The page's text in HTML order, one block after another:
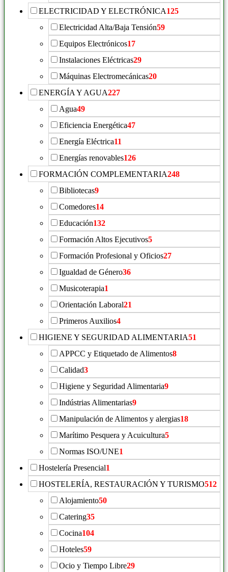
ELECTRICIDAD Y ELECTRÓNICA125
Electricidad Alta/Baja Tensión59
Equipos Electrónicos17
Instalaciones Eléctricas29
Máquinas Electromecánicas20
ENERGÍA Y AGUA227
Agua49
Eficiencia Energética47
Energía Eléctrica11
Energías renovables126
FORMACIÓN COMPLEMENTARIA248
Bibliotecas9
Comedores14
Educación132
Formación Altos Ejecutivos5
Formación Profesional y Oficios27
Igualdad de Género36
Musicoterapia1
Orientación Laboral21
Primeros Auxilios4
HIGIENE Y SEGURIDAD ALIMENTARIA51
APPCC y Etiquetado de Alimentos8
Calidad3
Higiene y Seguridad Alimentaria9
Indústrias Alimentarias9
Manipulación de Alimentos y alergias18
Marítimo Pesquera y Acuicultura5
Normas ISO/UNE1
Hostelería Presencial1
HOSTELERÍA, RESTAURACIÓN Y TURISMO512
Alojamiento50
Catering35
Cocina104
Hoteles59
Ocio y Tiempo Libre29